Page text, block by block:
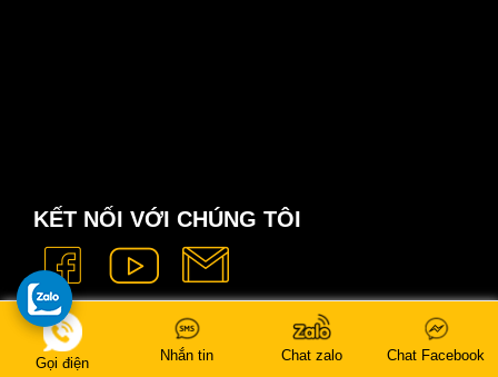
KẾT NỐI VỚI CHÚNG TÔI
Gọi điện Nhắn tin Chat zalo Chat Facebook